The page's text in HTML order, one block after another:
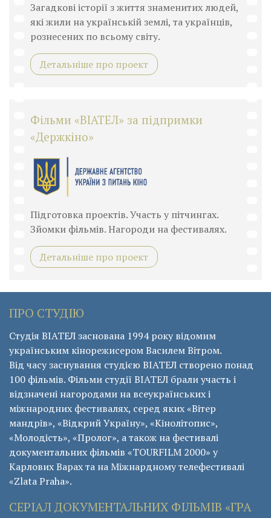
Загадкові історії з життя знаменитих людей,
які жили на українській землі, та українців,
рознесених по всьому світу.
Детальніше про проект
Фільми «ВІАТЕЛ» за підпримки
«Держкіно»
Підготовка проектів. Участь у пітчингах.
Зйомки фільмів. Нагороди на фестивалях.
Детальніше про проект
ПРО СТУДІЮ
Студія ВІАТЕЛ заснована 1994 року відомим
українським кінорежисером Василем Вітром.
Від часу заснування студією ВІАТЕЛ створено понад
100 фільмів. Фільми студії ВІАТЕЛ брали участь і
відзначені нагородами на всеукраїнських і
міжнародних фестивалях, серед яких «Вітер
мандрів», «Відкрий Україну», «Кінолітопис»,
«Молодість», «Пролог», а також на фестивалі
документальних фільмів «ТОURFILM 2000» у
Карлових Варах та на Міжнардному телефестивалі
«Zlata Praha».
СЕРІАЛ ДОКУМЕНТАЛЬНИХ ФІЛЬМІВ «ГРА